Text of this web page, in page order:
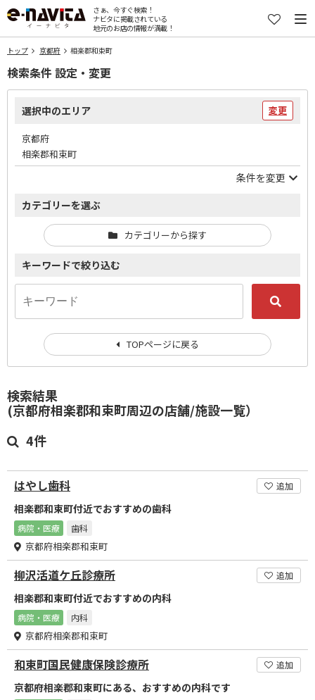
さぁ、今すぐ検索！
ナビタに掲載されている
地元のお店の情報が満載！
トップ 京都府 相楽郡和束町
検索結果
(京都府相楽郡和束町周辺の店舗/施設一覧）
4件
はやし歯科 追加
相楽郡和束町付近でおすすめの歯科
病院・医療 歯科
京都府相楽郡和束町
柳沢活道ケ丘診療所 追加
相楽郡和束町付近でおすすめの内科
病院・医療 内科
京都府相楽郡和束町
和束町国民健康保険診療所 追加
京都府相楽郡和束町にある、おすすめの内科です
検索条件 設定・変更
選択中のエリア 変更
京都府
相楽郡和束町
条件を変更
カテゴリーを選ぶ
カテゴリーから探す
キーワードで絞り込む
TOPページに戻る